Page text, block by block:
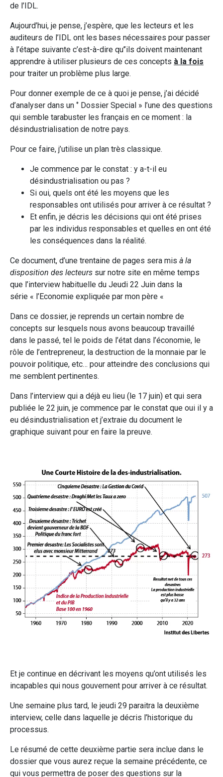
de l’IDL.
Aujourd’hui, je pense, j’espère, que les lecteurs et les
auditeurs de l’IDL ont les bases nécessaires pour passer
à l’étape suivante c’est-à-dire qu’’ils doivent maintenant
apprendre à utiliser plusieurs de ces concepts à la fois
pour traiter un problème plus large.
Pour donner exemple de ce à quoi je pense, j’ai décidé
d’analyser dans un ‘’ Dossier Special » l’une des questions
qui semble tarabuster les français en ce moment : la
désindustrialisation de notre pays.
Pour ce faire, j’utilise un plan très classique.
Je commence par le constat : y a-t-il eu
désindustrialisation ou pas ?
Si oui, quels ont été les moyens que les
responsables ont utilisés pour arriver à ce résultat ?
Et enfin, je décris les décisions qui ont été prises
par les individus responsables et quelles en ont été
les conséquences dans la réalité.
Ce document, d’une trentaine de pages sera mis à la
disposition des lecteurs sur notre site en même temps
que l’interview habituelle du Jeudi 22 Juin dans la
série « l’Economie expliquée par mon père «
Dans ce dossier, je reprends un certain nombre de
concepts sur lesquels nous avons beaucoup travaillé
dans le passé, tel le poids de l’état dans l’économie, le
rôle de l’entrepreneur, la destruction de la monnaie par le
pouvoir politique, etc… pour atteindre des conclusions qui
me semblent pertinentes.
Dans l’interview qui a déjà eu lieu (le 17 juin) et qui sera
publiée le 22 juin, je commence par le constat que oui il y a
eu désindustrialisation et j’extraie du document le
graphique suivant pour en faire la preuve.
Et je continue en décrivant les moyens qu’ont utilisés les
incapables qui nous gouvernent pour arriver à ce résultat.
Une semaine plus tard, le jeudi 29 paraitra la deuxième
interview, celle dans laquelle je décris l’historique du
processus.
Le résumé de cette deuxième partie sera inclue dans le
dossier que vous aurez reçue la semaine précédente, ce
qui vous permettra de poser des questions sur la